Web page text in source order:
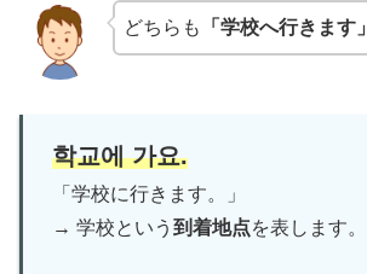
どちらも 「学校へ行きます」
학교에 가요.
「学校に行きます。」
→ 学校という 到着地点を表します。